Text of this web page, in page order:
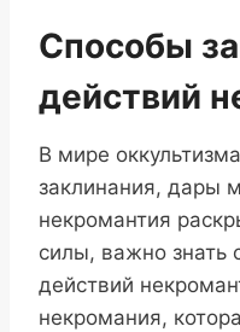
Способы
действий
В мире
заклинания, дары
некромантия
силы, важно знать
действий
некромания,